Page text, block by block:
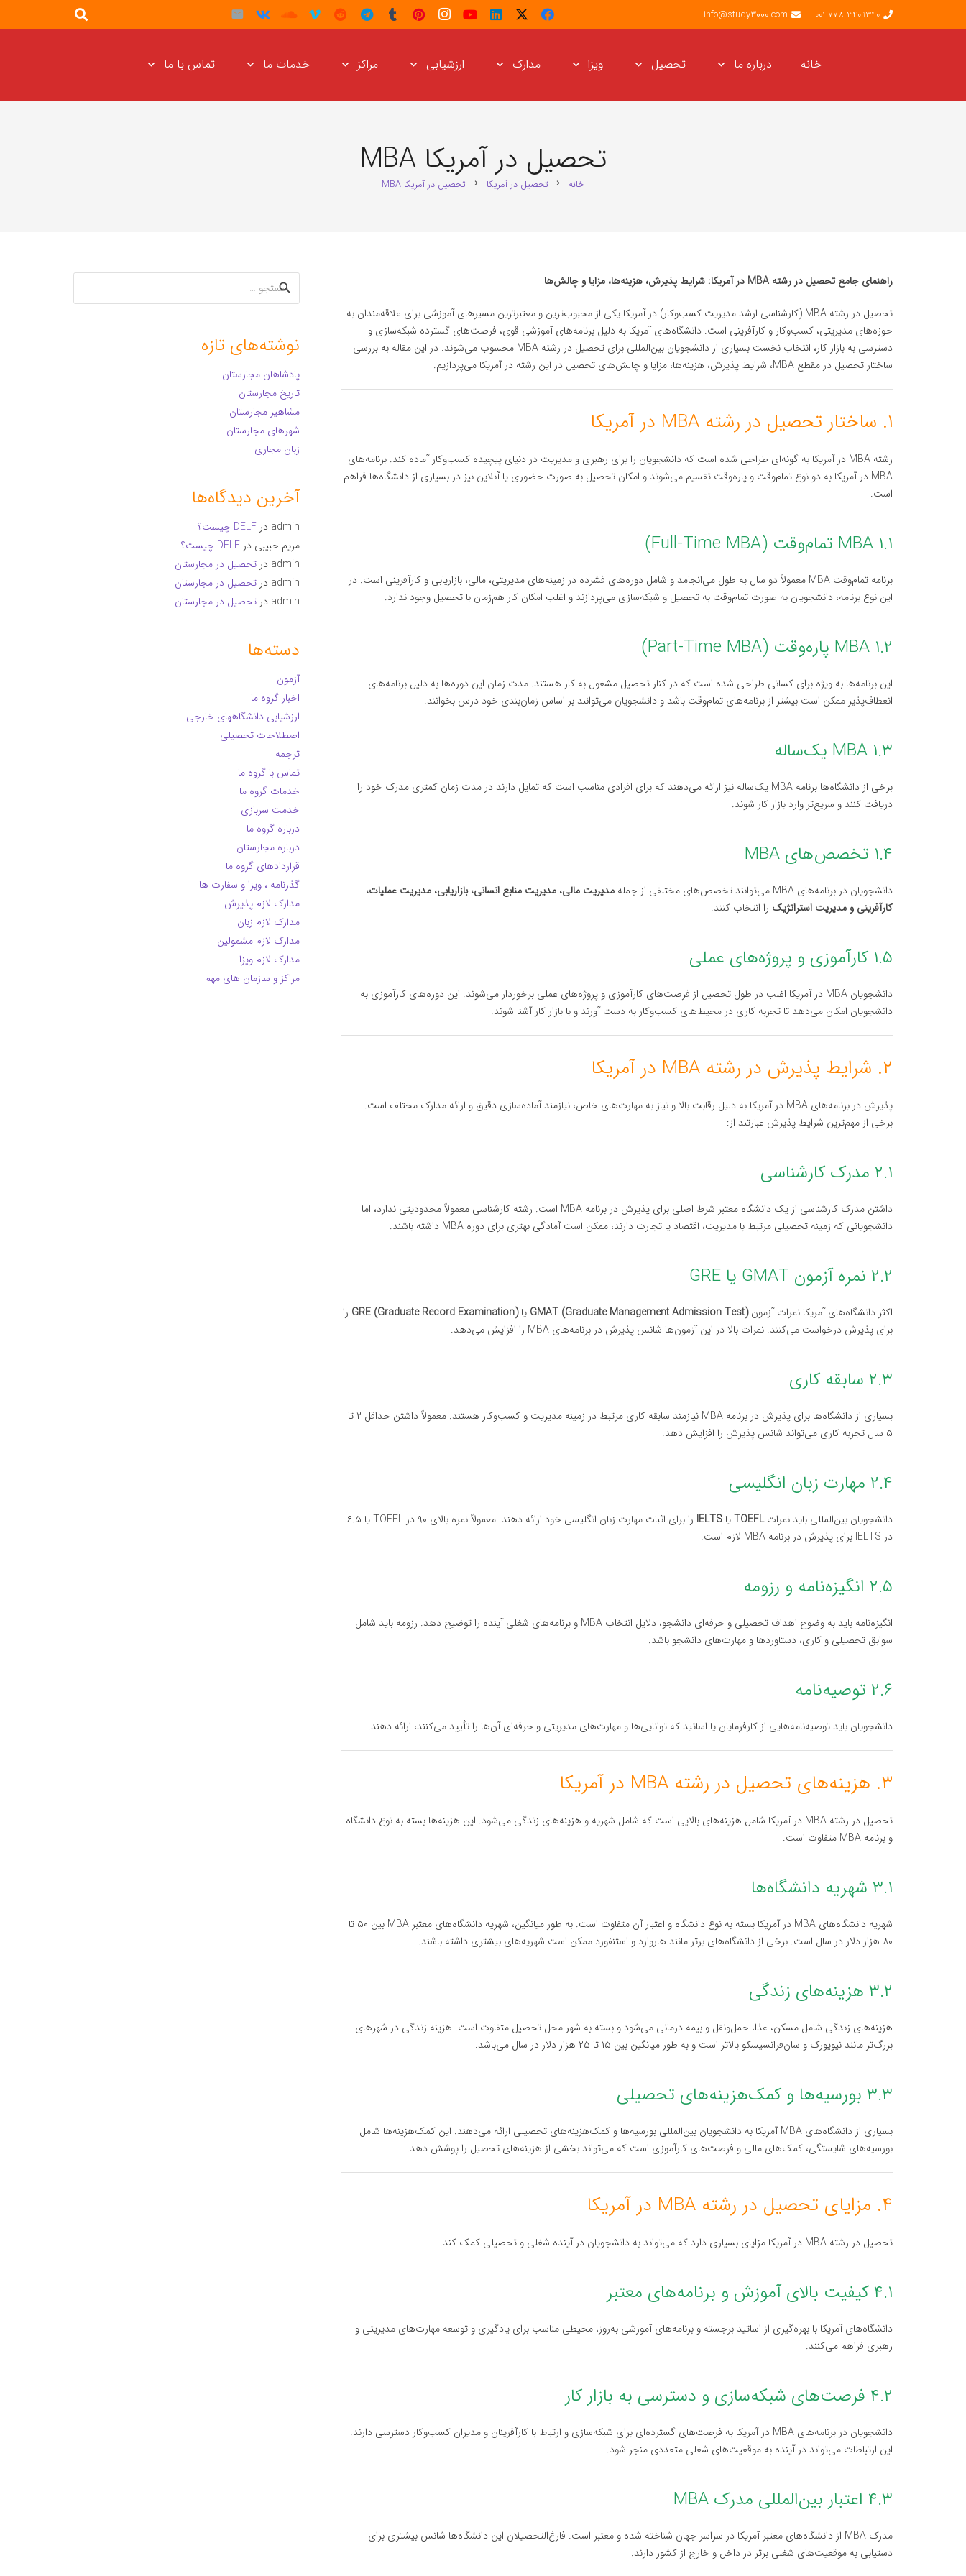
001-778-3409340
info@study3000.com
خانه درباره ما تحصیل ویزا مدارک ارزشیابی مراکز خدمات ما تماس با ما
تحصیل در آمریکا MBA
خانه chevron_right تحصیل در آمریکا chevron_right تحصیل در آمریکا MBA
راهنمای جامع تحصیل در رشته MBA در آمریکا: شرایط پذیرش، هزینه‌ها، مزایا و چالش‌ها
تحصیل در رشته MBA (کارشناسی ارشد مدیریت کسب‌وکار) در آمریکا یکی از محبوب‌ترین و معتبرترین مسیرهای آموزشی برای علاقه‌مندان به
حوزه‌های مدیریتی، کسب‌وکار و کارآفرینی است. دانشگاه‌های آمریکا به دلیل برنامه‌های آموزشی قوی، فرصت‌های گسترده شبکه‌سازی و
دسترسی به بازار کار، انتخاب نخست بسیاری از دانشجویان بین‌المللی برای تحصیل در رشته MBA محسوب می‌شوند. در این مقاله به بررسی
ساختار تحصیل در مقطع MBA، شرایط پذیرش، هزینه‌ها، مزایا و چالش‌های تحصیل در این رشته در آمریکا می‌پردازیم.
۱. ساختار تحصیل در رشته MBA در آمریکا
رشته MBA در آمریکا به گونه‌ای طراحی شده است که دانشجویان را برای رهبری و مدیریت در دنیای پیچیده کسب‌وکار آماده کند. برنامه‌های
MBA در آمریکا به دو نوع تمام‌وقت و پاره‌وقت تقسیم می‌شوند و امکان تحصیل به صورت حضوری یا آنلاین نیز در بسیاری از دانشگاه‌ها فراهم
است.
۱.۱ MBA تمام‌وقت (Full-Time MBA)
برنامه تمام‌وقت MBA معمولاً دو سال به طول می‌انجامد و شامل دوره‌های فشرده در زمینه‌های مدیریتی، مالی، بازاریابی و کارآفرینی است. در
این نوع برنامه، دانشجویان به صورت تمام‌وقت به تحصیل و شبکه‌سازی می‌پردازند و اغلب امکان کار هم‌زمان با تحصیل وجود ندارد.
۱.۲ MBA پاره‌وقت (Part-Time MBA)
این برنامه‌ها به ویژه برای کسانی طراحی شده است که در کنار تحصیل مشغول به کار هستند. مدت زمان این دوره‌ها به دلیل برنامه‌های
انعطاف‌پذیر ممکن است بیشتر از برنامه‌های تمام‌وقت باشد و دانشجویان می‌توانند بر اساس زمان‌بندی خود درس بخوانند.
۱.۳ MBA یک‌ساله
برخی از دانشگاه‌ها برنامه MBA یک‌ساله نیز ارائه می‌دهند که برای افرادی مناسب است که تمایل دارند در مدت زمان کمتری مدرک خود را
دریافت کنند و سریع‌تر وارد بازار کار شوند.
۱.۴ تخصص‌های MBA
دانشجویان در برنامه‌های MBA می‌توانند تخصص‌های مختلفی از جمله
مدیریت مالی، مدیریت منابع انسانی، بازاریابی، مدیریت عملیات،
کارآفرینی و مدیریت استراتژیک را انتخاب کنند.
۱.۵ کارآموزی و پروژه‌های عملی
دانشجویان MBA در آمریکا اغلب در طول تحصیل از فرصت‌های کارآموزی و پروژه‌های عملی برخوردار می‌شوند. این دوره‌های کارآموزی به
دانشجویان امکان می‌دهد تا تجربه کاری در محیط‌های کسب‌وکار به دست آورند و با بازار کار آشنا شوند.
۲. شرایط پذیرش در رشته MBA در آمریکا
پذیرش در برنامه‌های MBA در آمریکا به دلیل رقابت بالا و نیاز به مهارت‌های خاص، نیازمند آماده‌سازی دقیق و ارائه مدارک مختلف است.
برخی از مهم‌ترین شرایط پذیرش عبارتند از:
۲.۱ مدرک کارشناسی
داشتن مدرک کارشناسی از یک دانشگاه معتبر شرط اصلی برای پذیرش در برنامه MBA است. رشته کارشناسی معمولاً محدودیتی ندارد، اما
دانشجویانی که زمینه تحصیلی مرتبط با مدیریت، اقتصاد یا تجارت دارند، ممکن است آمادگی بهتری برای دوره MBA داشته باشند.
۲.۲ نمره آزمون GMAT یا GRE
اکثر دانشگاه‌های آمریکا نمرات آزمونGMAT (Graduate Management Admission Test) یاGRE (Graduate Record Examination) را
برای پذیرش درخواست می‌کنند. نمرات بالا در این آزمون‌ها شانس پذیرش در برنامه‌های MBA را افزایش می‌دهد.
۲.۳ سابقه کاری
بسیاری از دانشگاه‌ها برای پذیرش در برنامه MBA نیازمند سابقه کاری مرتبط در زمینه مدیریت و کسب‌وکار هستند. معمولاً داشتن حداقل ۲ تا
۵ سال تجربه کاری می‌تواند شانس پذیرش را افزایش دهد.
۲.۴ مهارت زبان انگلیسی
دانشجویان بین‌المللی باید نمراتTOEFLیا IELTS
را برای اثبات مهارت زبان انگلیسی خود ارائه دهند. معمولاً نمره بالای ۹۰ در TOEFL یا ۶.۵
در IELTS برای پذیرش در برنامه MBA لازم است.
۲.۵ انگیزه‌نامه و رزومه
انگیزه‌نامه باید به وضوح اهداف تحصیلی و حرفه‌ای دانشجو، دلایل انتخاب MBA و برنامه‌های شغلی آینده را توضیح دهد. رزومه باید شامل
سوابق تحصیلی و کاری، دستاوردها و مهارت‌های دانشجو باشد.
۲.۶ توصیه‌نامه
دانشجویان باید توصیه‌نامه‌هایی از کارفرمایان یا اساتید که توانایی‌ها و مهارت‌های مدیریتی و حرفه‌ای آن‌ها را تأیید می‌کنند، ارائه دهند.
۳. هزینه‌های تحصیل در رشته MBA در آمریکا
تحصیل در رشته MBA در آمریکا شامل هزینه‌های بالایی است که شامل شهریه و هزینه‌های زندگی می‌شود. این هزینه‌ها بسته به نوع دانشگاه
و برنامه MBA متفاوت است.
۳.۱ شهریه دانشگاه‌ها
شهریه دانشگاه‌های MBA در آمریکا بسته به نوع دانشگاه و اعتبار آن متفاوت است. به طور میانگین، شهریه دانشگاه‌های معتبر MBA بین ۵۰ تا
۸۰ هزار دلار در سال است. برخی از دانشگاه‌های برتر مانند هاروارد و استنفورد ممکن است شهریه‌های بیشتری داشته باشند.
۳.۲ هزینه‌های زندگی
هزینه‌های زندگی شامل مسکن، غذا، حمل‌ونقل و بیمه درمانی می‌شود و بسته به شهر محل تحصیل متفاوت است. هزینه زندگی در شهرهای
بزرگ‌تر مانند نیویورک و سان‌فرانسیسکو بالاتر است و به طور میانگین بین ۱۵ تا ۲۵ هزار دلار در سال می‌باشد.
۳.۳ بورسیه‌ها و کمک‌هزینه‌های تحصیلی
بسیاری از دانشگاه‌های MBA آمریکا به دانشجویان بین‌المللی بورسیه‌ها و کمک‌هزینه‌های تحصیلی ارائه می‌دهند. این کمک‌هزینه‌ها شامل
بورسیه‌های شایستگی، کمک‌های مالی و فرصت‌های کارآموزی است که می‌تواند بخشی از هزینه‌های تحصیل را پوشش دهد.
۴. مزایای تحصیل در رشته MBA در آمریکا
تحصیل در رشته MBA در آمریکا مزایای بسیاری دارد که می‌تواند به دانشجویان در آینده شغلی و تحصیلی کمک کند.
۴.۱ کیفیت بالای آموزش و برنامه‌های معتبر
دانشگاه‌های آمریکا با بهره‌گیری از اساتید برجسته و برنامه‌های آموزشی به‌روز، محیطی مناسب برای یادگیری و توسعه مهارت‌های مدیریتی و
رهبری فراهم می‌کنند.
۴.۲ فرصت‌های شبکه‌سازی و دسترسی به بازار کار
دانشجویان در برنامه‌های MBA در آمریکا به فرصت‌های گسترده‌ای برای شبکه‌سازی و ارتباط با کارآفرینان و مدیران کسب‌وکار دسترسی دارند.
این ارتباطات می‌تواند در آینده به موقعیت‌های شغلی متعددی منجر شود.
۴.۳ اعتبار بین‌المللی مدرک MBA
مدرک MBA از دانشگاه‌های معتبر آمریکا در سراسر جهان شناخته شده و معتبر است. فارغ‌التحصیلان این دانشگاه‌ها شانس بیشتری برای
دستیابی به موقعیت‌های شغلی برتر در داخل و خارج از کشور دارند.
جستجو
برای:
نوشته‌های تازه
پادشاهان مجارستان
تاریخ مجارستان
مشاهیر مجارستان
شهرهای مجارستان
زبان مجاری
آخرین دیدگاه‌ها
admin در DELF چیست؟
مریم حبیبی در DELF چیست؟
admin در تحصیل در مجارستان
admin در تحصیل در مجارستان
admin در تحصیل در مجارستان
دسته‌ها
آزمون
اخبار گروه ما
ارزشیابی دانشگاههای خارجی
اصطلاحات تحصیلی
ترجمه
تماس با گروه ما
خدمات گروه ما
خدمت سربازی
درباره گروه ما
درباره مجارستان
قراردادهای گروه ما
گذرنامه ، ویزا و سفارت ها
مدارک لازم پذیرش
مدارک لازم زبان
مدارک لازم مشمولین
مدارک لازم ویزا
مراکز و سازمان های مهم